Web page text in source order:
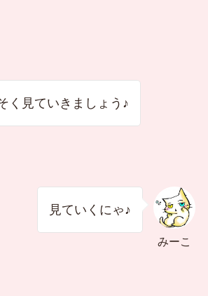
く見ていきましょう♪
みーこ
見ていくにゃ♪